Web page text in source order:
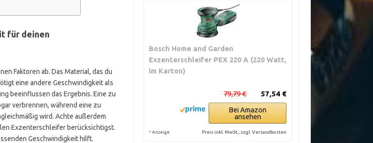
für deinen
Faktoren ab. Das Material, das du
eine andere Geschwindigkeit als
beeinflussen das Ergebnis. Eine zu
verbrennen, während eine zu
wird. Achte außerdem
Exzenterschleifer berücksichtigst.
Geschwindigkeit hilft.
Bosch Home and Garden
Exzenterschleifer PEX 220 A (220 Watt,
im Karton)
57,54 €
79,79 €
Bei Amazon
ansehen
* Anzeige Preis inkl. MwSt., zzgl. Versandkosten